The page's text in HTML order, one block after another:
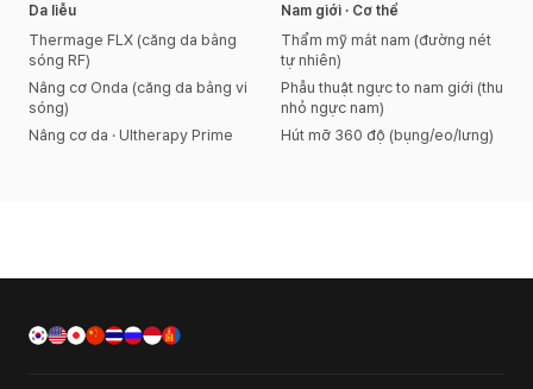
Da liễu
Thermage FLX (căng da bằng
sóng RF)
Nâng cơ Onda (căng da bằng vi
sóng)
Nâng cơ da · Ultherapy Prime
Nam giới · Cơ thể
Thẩm mỹ mắt nam (đường nét
tự nhiên)
Phẫu thuật ngực to nam giới (thu
nhỏ ngực nam)
Hút mỡ 360 độ (bụng/eo/lưng)